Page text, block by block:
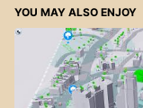
YOU MAY ALSO ENJOY